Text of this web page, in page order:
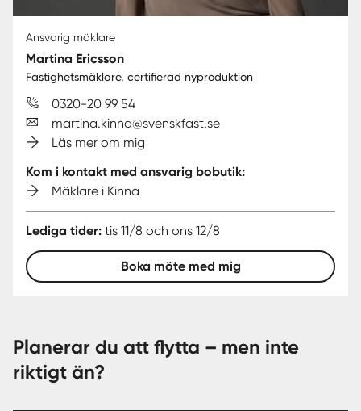
Ansvarig mäklare
Martina Ericsson
Fastighetsmäklare, certifierad nyproduktion
0320-20 99 54
martina.kinna@svenskfast.se
Läs mer om mig
Kom i kontakt med ansvarig bobutik:
Mäklare i Kinna
Lediga tider: tis 11/8 och ons 12/8
Boka möte med mig
Planerar du att flytta – men inte
riktigt än?